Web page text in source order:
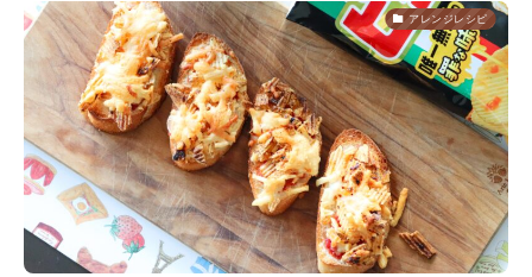
アレンジレシピ